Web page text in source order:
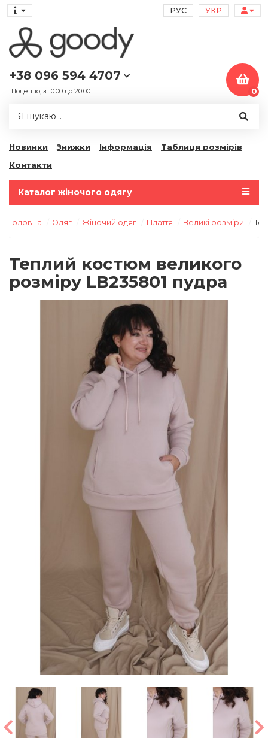
РУС УКР
+38 096 594 4707
Щоденно, з 10:00 до 20:00 0
Новинки Знижки Інформація
Таблиця розмірів
Контакти
Каталог жіночого одягу
Головна Одяг Жіночий одяг Плаття Великі розміри
Теплий костюм великого
розміру LB235801 пудра